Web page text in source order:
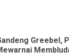
Greebel,